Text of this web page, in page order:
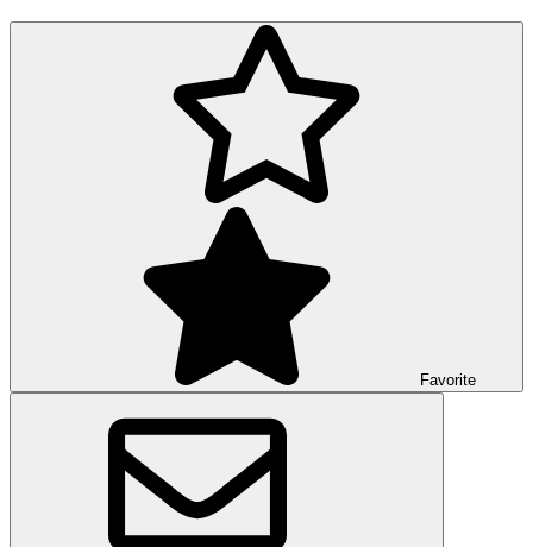
Favorite